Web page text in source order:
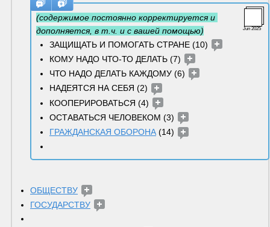
Jun 2025
(содержимое постоянно корректируется и
дополняется, в т.ч. и с вашей помощью)
ЗАЩИЩАТЬ И ПОМОГАТЬ СТРАНЕ (10)
КОМУ НАДО ЧТО-ТО ДЕЛАТЬ (7)
ЧТО НАДО ДЕЛАТЬ КАЖДОМУ (6)
НАДЕЯТСЯ НА СЕБЯ (2)
КООПЕРИРОВАТЬСЯ (4)
ОСТАВАТЬСЯ ЧЕЛОВЕКОМ (3)
ГРАЖДАНСКАЯ ОБОРОНА (14)
ОБЩЕСТВУ
ГОСУДАРСТВУ